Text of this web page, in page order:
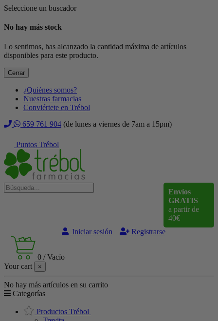
Seleccione un buscador
No hay más stock
Lo sentimos, has alcanzado la cantidad máxima de artículos
disponibles para este producto.
Cerrar
¿Quiénes somos?
Nuestras farmacias
Conviértete en Trébol
659 761 904 (de lunes a viernes de 7am a 15pm)
Puntos Trébol
Envíos
GRATIS
a partir de
40€
Iniciar sesión
Registrarse
0 /Vacío
Your cart
×
No hay más artículos en su carrito
Categorías
Productos Trébol